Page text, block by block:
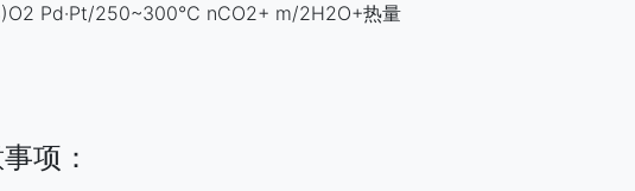
Pd·Pt/250~300℃ nCO2+ m/2H2O+热量
项：